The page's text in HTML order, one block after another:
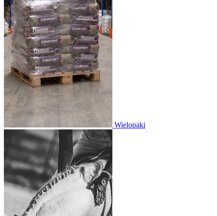
Wielopaki